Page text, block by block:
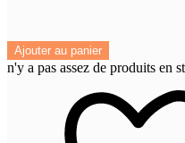
Ajouter au panier
n'y a pas assez de produits en